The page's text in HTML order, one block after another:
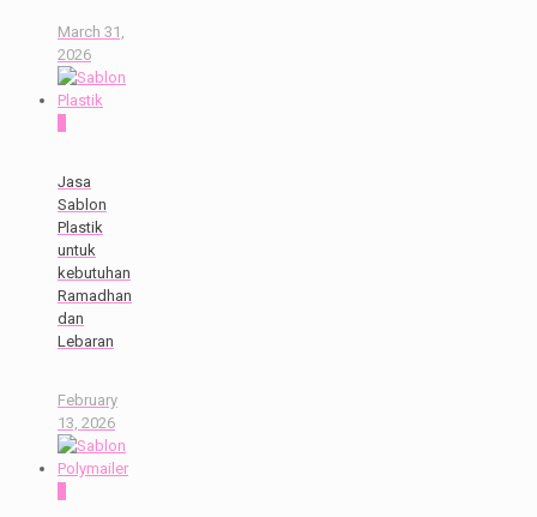
March 31,
2026
Jasa
Sablon
Plastik
untuk
kebutuhan
Ramadhan
dan
Lebaran
February
13, 2026